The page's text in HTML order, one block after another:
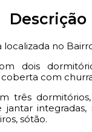
Descrição
no
dois
com
três
jantar
sótão.